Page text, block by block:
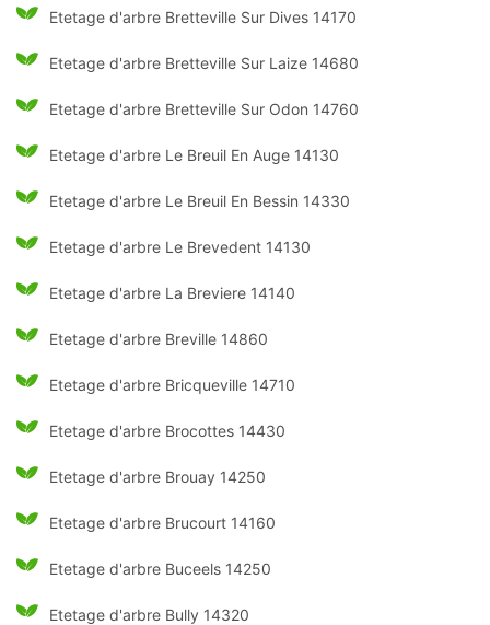
Etetage d'arbre Bretteville Sur Dives 14170
Etetage d'arbre Bretteville Sur Laize 14680
Etetage d'arbre Bretteville Sur Odon 14760
Etetage d'arbre Le Breuil En Auge 14130
Etetage d'arbre Le Breuil En Bessin 14330
Etetage d'arbre Le Brevedent 14130
Etetage d'arbre La Breviere 14140
Etetage d'arbre Breville 14860
Etetage d'arbre Bricqueville 14710
Etetage d'arbre Brocottes 14430
Etetage d'arbre Brouay 14250
Etetage d'arbre Brucourt 14160
Etetage d'arbre Buceels 14250
Etetage d'arbre Bully 14320